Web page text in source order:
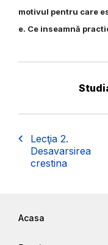
motivul pentru care
e. Ce inseamnă
Lecţia 2.
Desavarsirea
crestina
Acasa